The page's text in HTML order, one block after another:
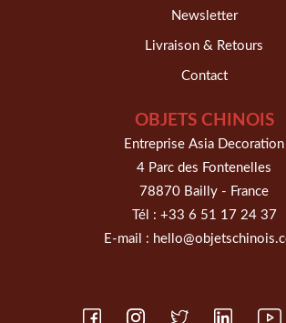
Newsletter
Livraison & Retours
Contact
OBJETS CHINOIS
Entreprise Asia Decoration
4 Parc des Fontenelles
78870 Bailly - France
Tél : +33 6 51 17 24 37
E-mail :